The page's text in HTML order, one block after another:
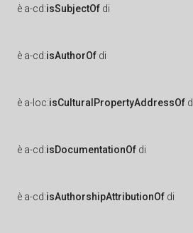
è a-cd:isSubjectOf di
è a-cd:isAuthorOf di
è a-loc:isCulturalPropertyAddressOf
è a-cd:isDocumentationOf di
è a-cd:isAuthorshipAttributionOf di